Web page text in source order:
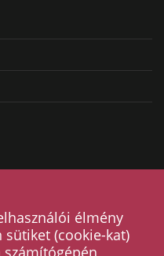
élmény
sütiket (cookie-kat)
számítógépén